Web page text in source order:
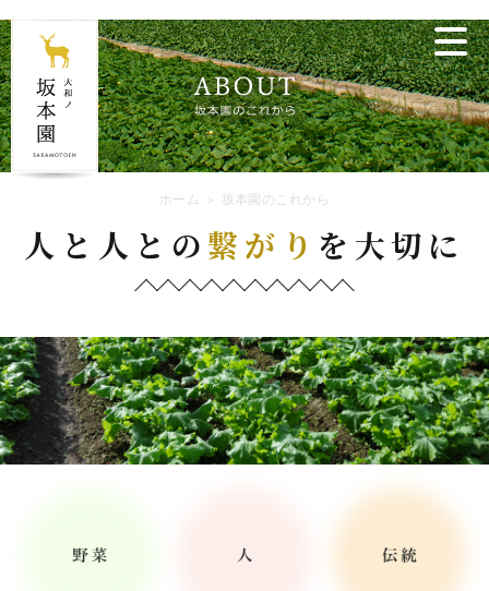
ホーム ＞ 坂本園のこれから
人と人との 繋がり を大切に